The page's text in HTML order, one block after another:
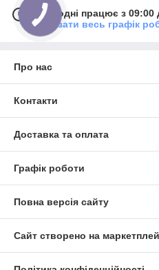
Сьогодні працює з 09:00
Показати весь графік
Про нас
Контакти
Доставка та оплата
Графік роботи
Повна версія сайту
Сайт створено на